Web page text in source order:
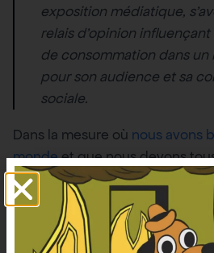
exposition médiatique,
relais d’opinion
de consommation dans
pour son audience et sa
sociale.
Dans la mesure où nous avons
mondeet que nous devons
carbone de deux tonnes
atteindre la neutralité carbone,
une empreinte 20, 100, 1000
faudrait, c’est tout